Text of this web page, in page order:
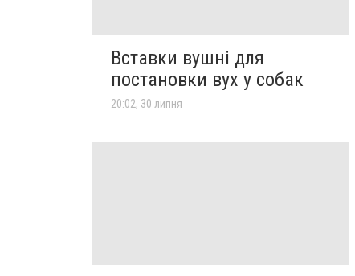
Вставки вушні для
постановки вух у собак
20:02, 30 липня